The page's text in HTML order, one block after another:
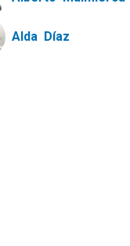
Alda Díaz